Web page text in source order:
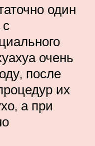
один
очень
после
их
а при